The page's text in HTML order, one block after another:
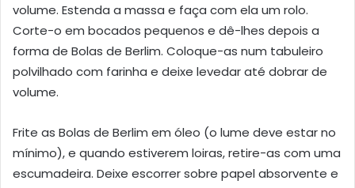
volume. Estenda a massa e faça com ela um rolo.
Corte-o em bocados pequenos e dê-lhes depois a
forma de Bolas de Berlim. Coloque-as num tabuleiro
polvilhado com farinha e deixe levedar até dobrar de
volume.
Frite as Bolas de Berlim em óleo (o lume deve estar no
mínimo), e quando estiverem loiras, retire-as com uma
escumadeira. Deixe escorrer sobre papel absorvente e